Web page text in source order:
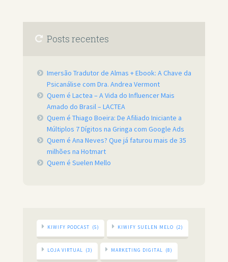
Posts recentes
Imersão Tradutor de Almas + Ebook: A Chave da
Psicanálise com Dra. Andrea Vermont
Quem é Lactea – A Vida do Influencer Mais
Amado do Brasil – LACTEA
Quem é Thiago Boeira: De Afiliado Iniciante a
Múltiplos 7 Dígitos na Gringa com Google Ads
Quem é Ana Neves? Que já faturou mais de 35
milhões na Hotmart
Quem é Suelen Mello
KIWIFY PODCAST (5) KIWIFY SUELEN MELO (2)
LOJA VIRTUAL (3) MARKETING DIGITAL (8)